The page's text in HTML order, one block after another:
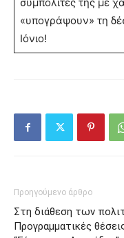
«υπογράψουν» τη
Ιόνιο!
Προηγούμενο άρθρο
Στη διάθεση των
Προγραμματικές